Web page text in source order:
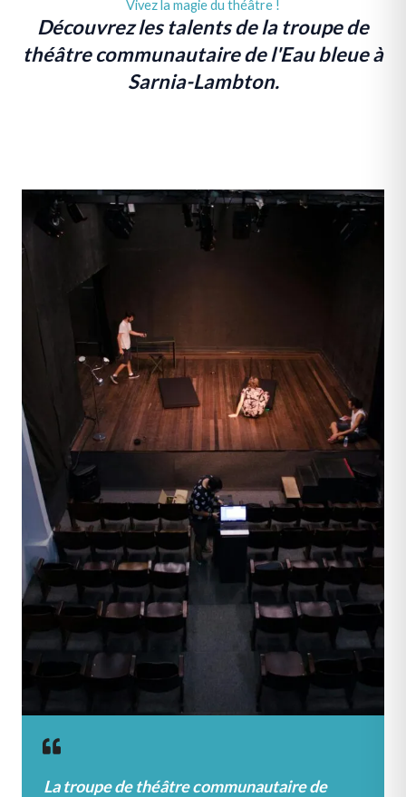
Vivez la magie du théâtre !
Découvrez les talents de la troupe de
théâtre communautaire de l'Eau bleue à
Sarnia-Lambton.
La troupe de théâtre communautaire de